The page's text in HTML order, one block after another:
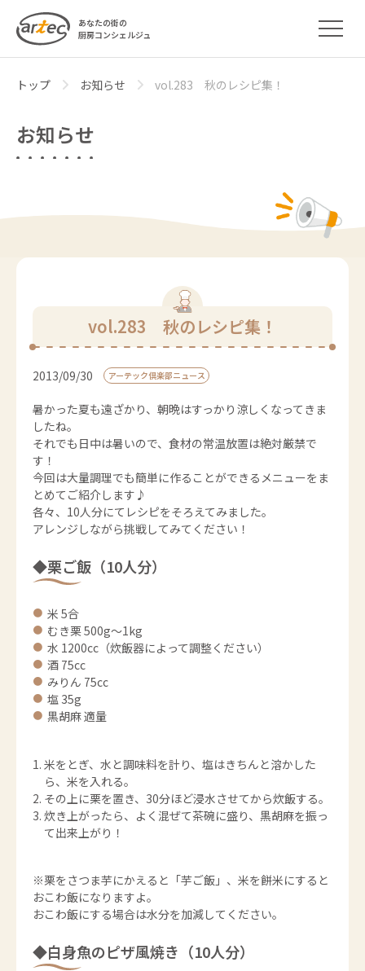
あなたの街の
厨房コンシェルジュ
トップ お知らせ vol.283 秋のレシピ集！
お知らせ
vol.283 秋のレシピ集！
2013/09/30 アーテック倶楽部ニュース
暑かった夏も遠ざかり、朝晩はすっかり涼しくなってきま
したね。
それでも日中は暑いので、食材の常温放置は絶対厳禁で
す！
今回は大量調理でも簡単に作ることができるメニューをま
とめてご紹介します♪
各々、10人分にてレシピをそろえてみました。
アレンジしながら挑戦してみてください！
◆栗ご飯（10人分）
米 5合
むき栗 500g～1kg
水 1200cc（炊飯器によって調整ください）
酒 75cc
みりん 75cc
塩 35g
黒胡麻 適量
米をとぎ、水と調味料を計り、塩はきちんと溶かした
ら、米を入れる。
その上に栗を置き、30分ほど浸水させてから炊飯する。
炊き上がったら、よく混ぜて茶碗に盛り、黒胡麻を振っ
て出来上がり！
※栗をさつま芋にかえると「芋ご飯」、米を餅米にすると
おこわ飯になりますよ。
おこわ飯にする場合は水分を加減してください。
◆白身魚のピザ風焼き（10人分）